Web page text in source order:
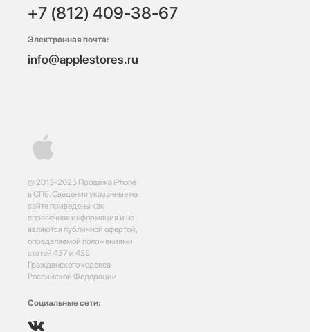
© 2013-2025 Продажа iPhone
в СПб. Сведения указанные на
сайте приведены как
справочная информация и не
являются публичной офертой,
определяемой положениями
статей 437 и 435
Гражданского кодекса
Российской Федерации
Социальные сети:
+7 (812) 409-38-67
Электронная почта:
info@applestores.ru